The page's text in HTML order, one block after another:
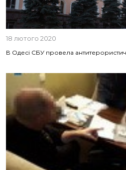
18 лютого 2020
В Одесі СБУ провела